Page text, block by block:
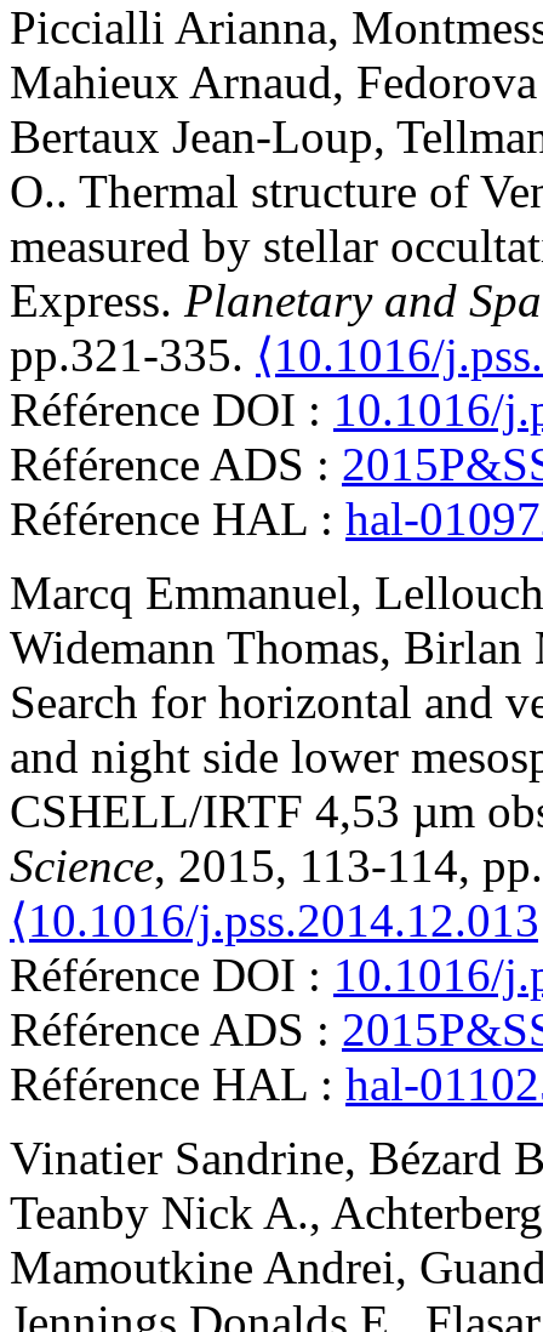
Piccialli Arianna,
Mahieux Arnaud, Fedorova
Bertaux Jean-Loup,
O.. Thermal structure of
measured by stellar
Express. Planetary and
pp.321-335. ⟨10.1016/
Référence DOI : 10.1016/
Référence ADS :
Référence HAL : hal-
Marcq Emmanuel, Lellouch
Widemann Thomas, Birlan
Search for horizontal and
and night side lower
CSHELL/IRTF 4,53 µm
Science, 2015, 113-114,
⟨10.1016/
Référence DOI : 10.1016/
Référence ADS :
Référence HAL : hal-
Vinatier Sandrine, Bézard
Teanby Nick A., Achterberg
Mamoutkine Andrei,